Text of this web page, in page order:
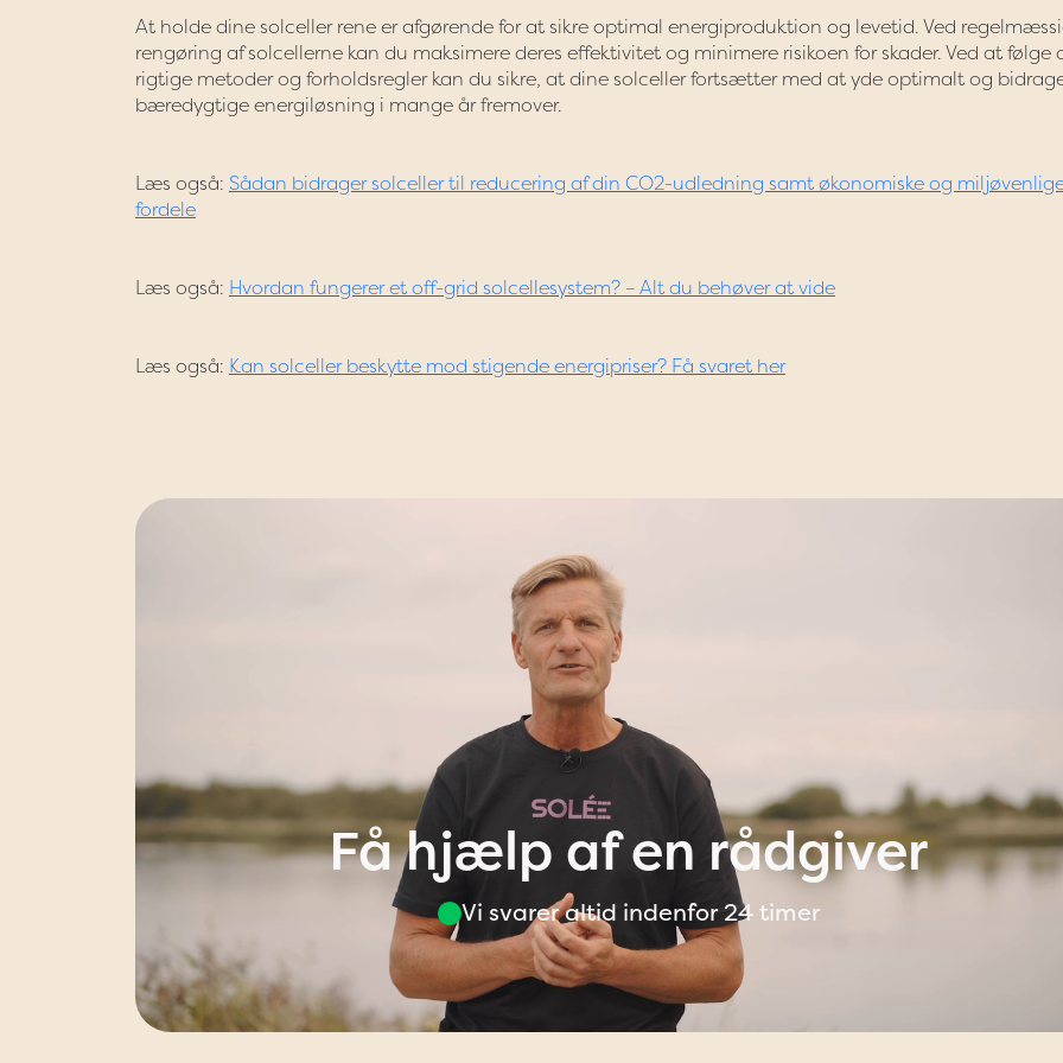
At holde dine solceller rene er afgørende for at sikre optimal energiproduktion og levetid. Ved
rengøring af solcellerne kan du maksimere deres effektivitet og minimere risikoen for skader. Ved at følge
rigtige metoder og forholdsregler kan du sikre, at dine solceller fortsætter med at yde optimalt og
bæredygtige energiløsning i mange år fremover.
Læs også: Sådan bidrager solceller til reducering af din CO2-udledning samt økonomiske og
fordele
Læs også: Hvordan fungerer et off-grid solcellesystem? – Alt du behøver at vide
Læs også: Kan solceller beskytte mod stigende energipriser? Få svaret her
Få hjælp af en rådgiver
Vi svarer altid indenfor 24 timer